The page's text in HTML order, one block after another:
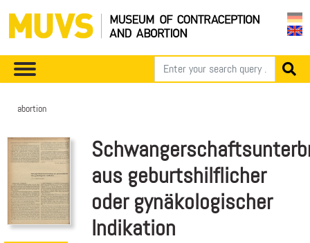
abortion
aus geburtshilflicher
oder gynäkologischer
Indikation